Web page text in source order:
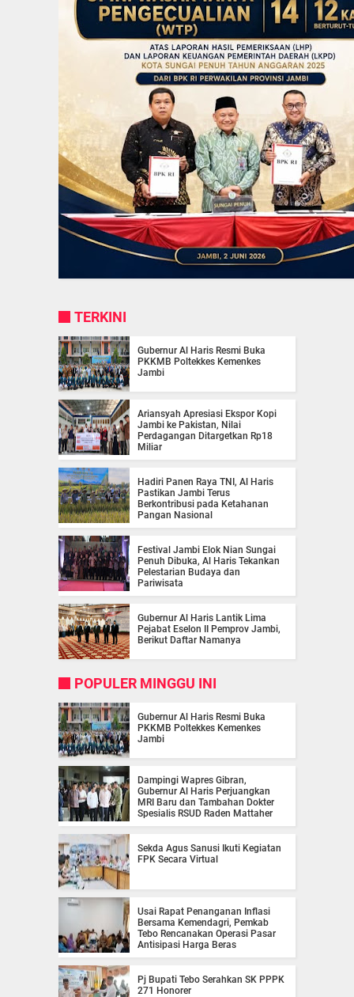
TERKINI
Gubernur Al Haris Resmi Buka
PKKMB Poltekkes Kemenkes
Jambi
Ariansyah Apresiasi Ekspor Kopi
Jambi ke Pakistan, Nilai
Perdagangan Ditargetkan Rp18
Miliar
Hadiri Panen Raya TNI, Al Haris
Pastikan Jambi Terus
Berkontribusi pada Ketahanan
Pangan Nasional
Festival Jambi Elok Nian Sungai
Penuh Dibuka, Al Haris Tekankan
Pelestarian Budaya dan
Pariwisata
Gubernur Al Haris Lantik Lima
Pejabat Eselon II Pemprov Jambi,
Berikut Daftar Namanya
POPULER MINGGU INI
Gubernur Al Haris Resmi Buka
PKKMB Poltekkes Kemenkes
Jambi
Dampingi Wapres Gibran,
Gubernur Al Haris Perjuangkan
MRI Baru dan Tambahan Dokter
Spesialis RSUD Raden Mattaher
Sekda Agus Sanusi Ikuti Kegiatan
FPK Secara Virtual
Usai Rapat Penanganan Inflasi
Bersama Kemendagri, Pemkab
Tebo Rencanakan Operasi Pasar
Antisipasi Harga Beras
Pj Bupati Tebo Serahkan SK PPPK
271 Honorer